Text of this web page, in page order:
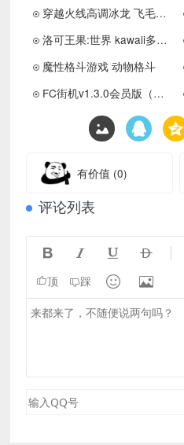
穿越火线高调冰龙 飞毛腿破天灵蛇
洛可王果:世界 kawaii多工能免费版助手下载
魔性格斗游戏 动物格斗
FC街机v1.3.0会员版（超多游戏全部免费直接畅玩）
有价值 (0)
评论列表
   
顶 踩  